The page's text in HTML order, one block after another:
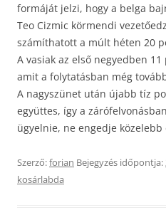
formáját jelzi, hogy a belga
Teo Cizmic körmendi
számíthatott a múlt héten 20
A vasiak az első negyedben
amit a folytatásban még
A nagyszünet után újabb tíz
együttes, így a
ügyelnie, ne engedje
Szerző:forian Bejegyzés időpontja:
kosárlabda